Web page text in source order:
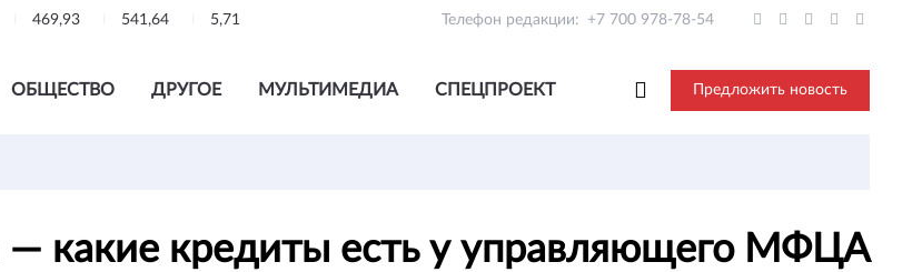
469,93 541,64 5,71 Телефон редакции: +7 700 978-78-54
ОБЩЕСТВО ДРУГОЕ МУЛЬТИМЕДИА СПЕЦПРОЕКТ Предложить новость
— какие кредиты есть у управляющего МФЦА